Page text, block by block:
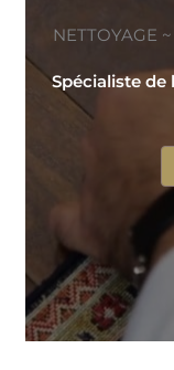
NETTOYAGE
Spécialiste de